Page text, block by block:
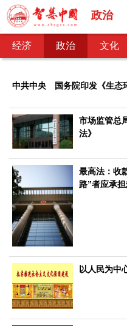
政治
经济 政治 文化
经济
经济观察 产业纵横
经济转型
供给侧改革
政治
深化改革 依法治国
网文推荐
文化
中华文化 核心价值 文化
文化观察
智海钩沉
社会
社会治理 社会保障 城乡
中共中央 国务院印发《生态
市场监管总
法》
最高法：收
路”者应承
以人民为中